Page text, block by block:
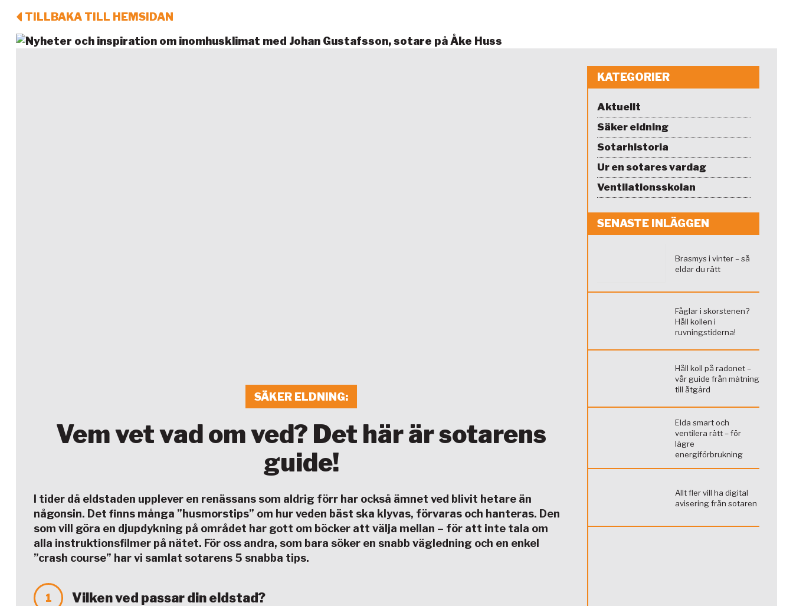
TILLBAKA TILL HEMSIDAN
SÄKER ELDNING
Vem vet vad om ved? Det här är sotarens
guide!
I tider då eldstaden upplever en renässans som aldrig förr har också ämnet ved blivit hetare än
någonsin. Det finns många ”husmorstips” om hur veden bäst ska klyvas, förvaras och hanteras. Den
som vill göra en djupdykning på området har gott om böcker att välja mellan – för att inte tala om
alla instruktionsfilmer på nätet. För oss andra, som bara söker en snabb vägledning och en enkel
”crash course” har vi samlat sotarens 5 snabba tips.
1 Vilken ved passar din eldstad?
KATEGORIER
Aktuellt
Säker eldning
Sotarhistoria
Ur en sotares vardag
Ventilationsskolan
SENASTE INLÄGGEN
Brasmys i vinter – så
eldar du rätt
Fåglar i skorstenen?
Håll kollen i
ruvningstiderna!
Håll koll på radonet –
vår guide från mätning
till åtgärd
Elda smart och
ventilera rätt – för
lägre
energiförbrukning
Allt fler vill ha digital
avisering från sotaren